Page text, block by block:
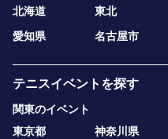
北海道
東北
愛知県
名古屋市
テニスイベントを探す
関東のイベント
東京都
神奈川県